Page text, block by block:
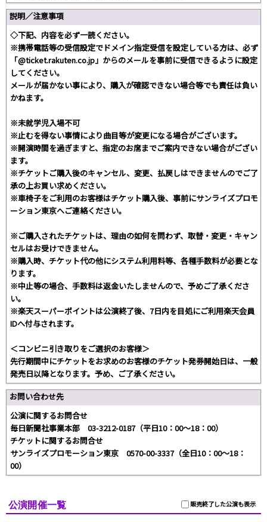
説明／注意事項
◇下記、内容を必ず一読ください。
※携帯電話等の受信設定でドメイン指定受信を設定している方は、必ず
「@ticket.rakuten.co.jp」からのメールを事前に受信できるように設定
してください。
メールが届かない事により、購入が確認できない場合等でも責任は負い
かねます。
※未就学児入場不可
※止むを得ない事情により曲目等が変更になる場合がございます。
※開演時間を過ぎますと、指定のお席までご案内できない場合がござい
ます。
※チケットご購入後のキャンセル、変更、払戻しはできませんのでご了
承の上お買い求めください。
※車椅子をご利用のお客様はチケット購入後、事前にサンライズプロモ
ーション東京へご連絡ください。
※ご購入されたチケットは、理由の如何を問わず、取替・変更・キャン
セルはお受けできません。
※購入時、チケット代の他にシステム利用料等、各種手数料が必要とな
ります。
※中止等の場合、手数料は返金いたしませんので、予めご了承くださ
い。
※楽天スーパーポイントは公演終了後、7日内を目処にご利用楽天会員
IDへ付与されます。
＜コンビニ引き取りをご選択のお客様＞
先行期間中にチケットをお求めのお客様のチケット発券開始日は、一般
発売日以降となります。予め、ご了承ください。
お問い合わせ先
公演に関するお問合せ
毎日新聞社事業本部 03-3212-0187（平日10：00～18：00）
チケットに関するお問合せ
サンライズプロモーション東京 0570-00-3337（全日10：00～18：
00）
販売終了した公演も表示
公演開催一覧